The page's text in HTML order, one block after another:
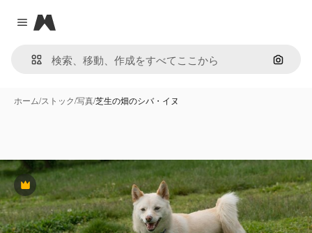
Close menu
Magnific
画像で
ホーム/ストック/写真/芝生の畑のシバ・イヌ
Premium